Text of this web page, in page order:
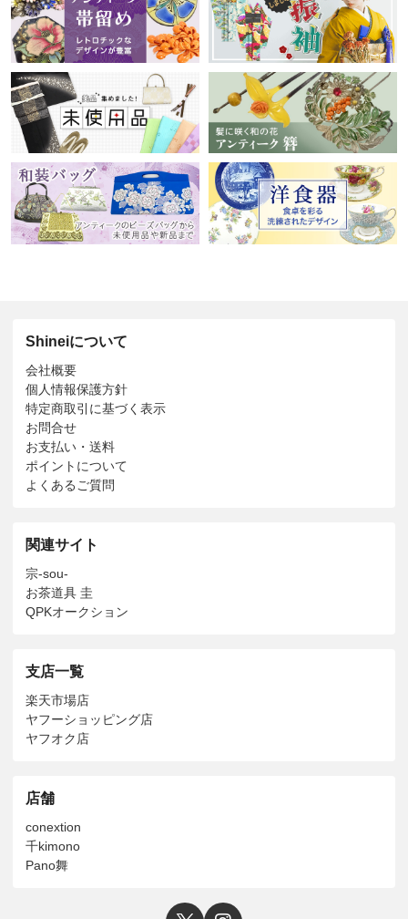
Shineiについて
会社概要
個人情報保護方針
特定商取引に基づく表示
お問合せ
お支払い・送料
ポイントについて
よくあるご質問
関連サイト
宗-sou-
お茶道具 圭
QPKオークション
支店一覧
楽天市場店
ヤフーショッピング店
ヤフオク店
店舗
conextion
千kimono
Pano舞